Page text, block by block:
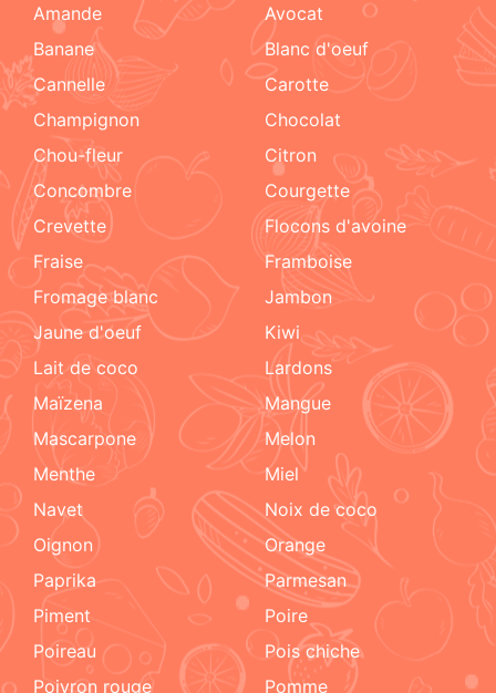
amande
Avocat
Banane
blanc d'oeuf
cannelle
carotte
champignon
chocolat
chou-fleur
citron
concombre
courgette
crevette
flocons d'avoine
fraise
framboise
fromage blanc
jambon
jaune d'oeuf
kiwi
lait de coco
lardons
maïzena
mangue
mascarpone
melon
menthe
miel
navet
noix de coco
oignon
orange
paprika
parmesan
piment
poire
poireau
pois chiche
poivron rouge
pomme